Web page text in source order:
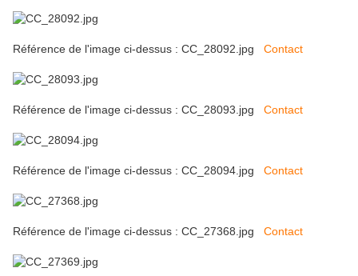
Référence de l'image ci-dessus : CC_28092.jpg Contact
Référence de l'image ci-dessus : CC_28093.jpg Contact
Référence de l'image ci-dessus : CC_28094.jpg Contact
Référence de l'image ci-dessus : CC_27368.jpg Contact